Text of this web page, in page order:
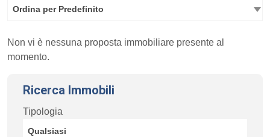
Ordina per Predefinito
Non vi è nessuna proposta immobiliare presente al
momento.
Ricerca Immobili
Tipologia